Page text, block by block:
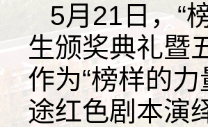
5月21日，“
生颁奖典礼暨
作为“榜样的
途红色剧本演